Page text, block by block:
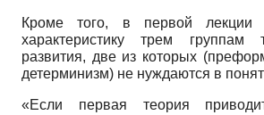
Кроме того, в первой лекции
характеристику трем группам
развития, две из которых
детерминизм) не нуждаются в
«Если первая теория